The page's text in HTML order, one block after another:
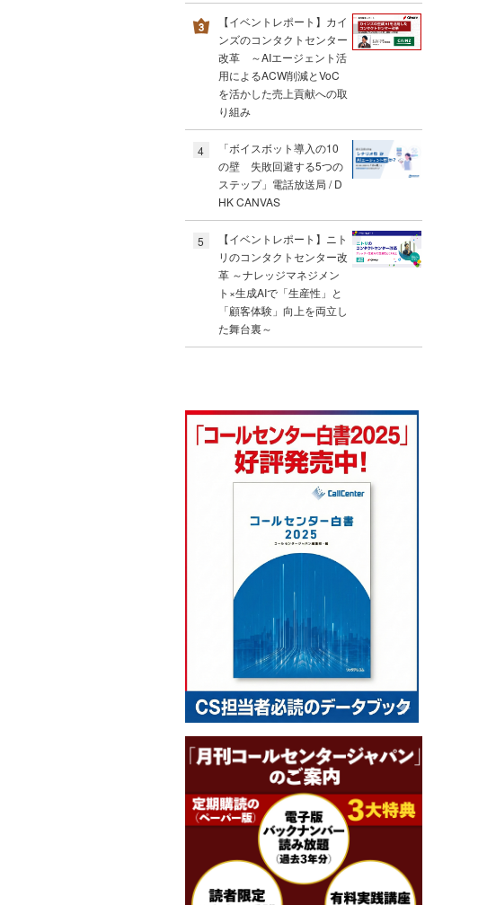
【イベントレポート】カイ
ンズのコンタクトセンター
改革 ～AIエージェント活
用によるACW削減とVoC
を活かした売上貢献への取
り組み
4
「ボイスボット導入の10
の壁 失敗回避する5つの
ステップ」電話放送局 / D
HK CANVAS
5
【イベントレポート】ニト
リのコンタクトセンター改
革 ～ナレッジマネジメン
ト×生成AIで「生産性」と
「顧客体験」向上を両立し
た舞台裏～